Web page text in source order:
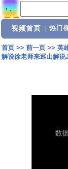
视频首页 热门
首页>> 前一页>> 英
解说徐老师来巡山解